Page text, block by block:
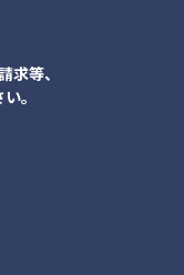
求等、
。